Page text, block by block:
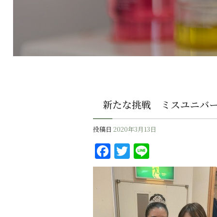
新たな挑戦 ミスユニバ
投稿日 2020年3月13日
F
a
c
e
T
w
it
te
n
e